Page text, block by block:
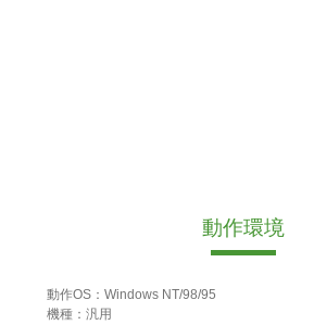
動作環境
動作OS：Windows NT/98/95
機種：汎用